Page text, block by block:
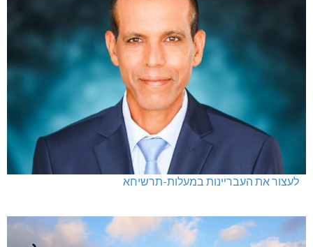
לעצור את העבריינות במעלות-תרשיחא